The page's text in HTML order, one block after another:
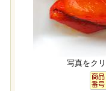
写真をク